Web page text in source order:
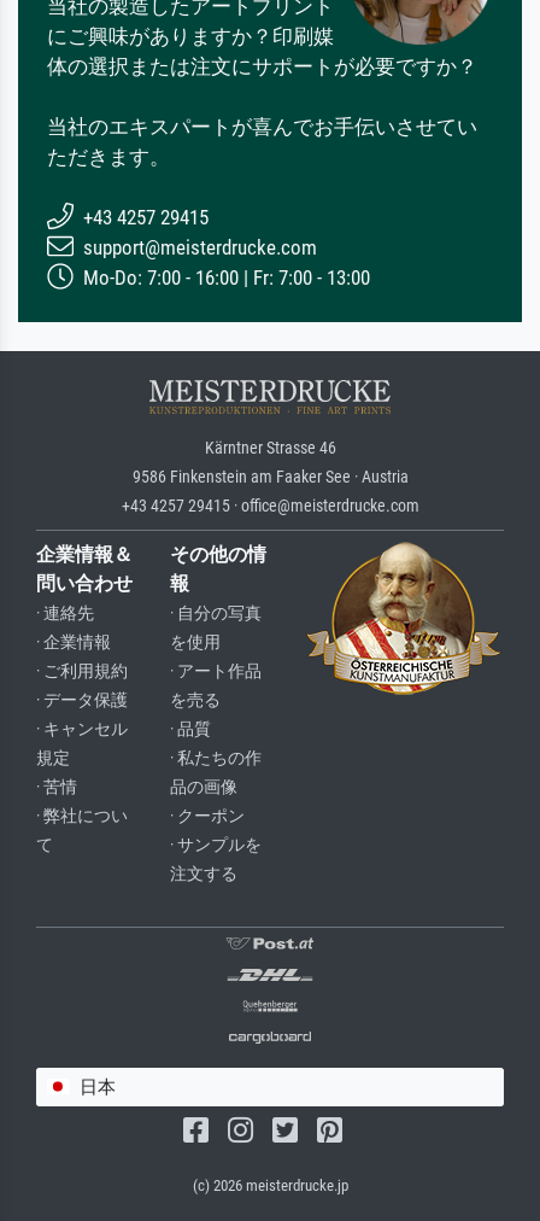
当社の製造したアートプリント
にご興味がありますか？印刷媒
体の選択または注文にサポートが必要ですか？
当社のエキスパートが喜んでお手伝いさせてい
ただきます。
+43 4257 29415
support@meisterdrucke.com
Mo-Do: 7:00 - 16:00 | Fr: 7:00 - 13:00
Kärntner Strasse 46
9586 Finkenstein am Faaker See · Austria
+43 4257 29415 · office@meisterdrucke.com
企業情報＆
問い合わせ
· 連絡先
· 企業情報
· ご利用規約
· データ保護
· キャンセル
規定
· 苦情
· 弊社につい
て
その他の情
報
· 自分の写真
を使用
· アート作品
を売る
· 品質
· 私たちの作
品の画像
· クーポン
· サンプルを
注文する
日本
(c) 2026 meisterdrucke.jp